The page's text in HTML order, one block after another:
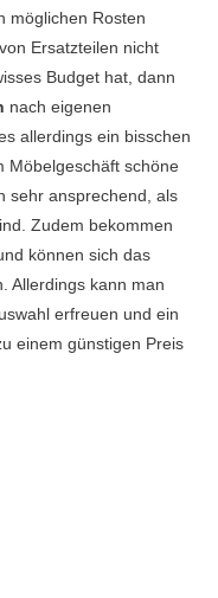
möglichen Rosten
Ersatzteilen nicht
Budget hat, dann
nach eigenen
allerdings ein bisschen
Möbelgeschäft schöne
sehr ansprechend, als
Zudem bekommen
können sich das
Allerdings kann man
erfreuen und ein
einem günstigen Preis